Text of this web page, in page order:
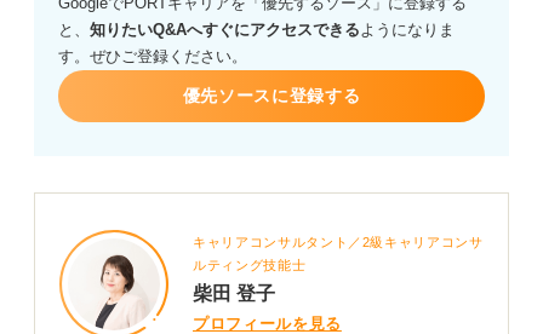
ントや、パーマをかけたまま面接に臨む際の注意点につ
いてもアドバイスをお願いします。
と、 知りたいQ&Aへすぐにアクセスできるようになりま
す。ぜひご登録ください。
優先ソースに登録する
キャリアコンサルタント／2級キャリアコンサ
ルティング技能士
柴田 登子
プロフィールを見る